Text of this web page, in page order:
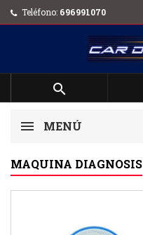
Teléfono: 696991070

MENÚ
MAQUINA DIAGNOSIS